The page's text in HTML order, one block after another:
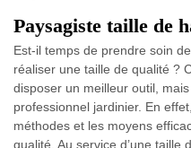
Paysagiste taille de
Est-il temps de prendre soin
réaliser une taille de qualité ?
disposer un meilleur outil, mais
professionnel jardinier. En
méthodes et les moyens
qualité. Au service d’une taille